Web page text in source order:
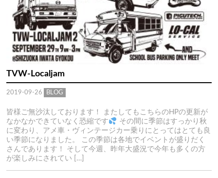
TVW-Localjam
2019-09-26 BLOG
皆様ご無沙汰しております！ またしてもこちらのHPの更新が
なかなかできていなく恐縮です
その間に季節はすっかり秋
に変わり、アメ車・ヴィンテージカー乗りにとってはとても良
い季節になりました。 この季節は各地でイベントが盛りだく
さんであります！ そして今週、昨年大盛況で今年も多くの方
が楽しみにされてい […]